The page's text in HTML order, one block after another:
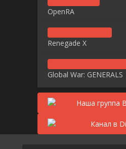
OpenRA
Renegade X
Global War: GENERALS